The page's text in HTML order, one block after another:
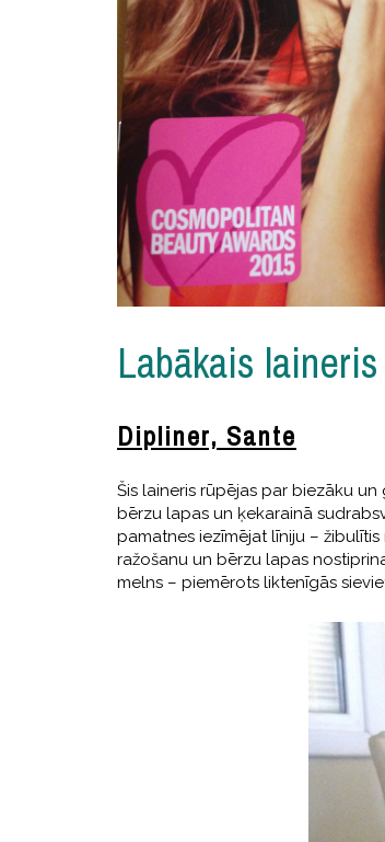
Labākais laineris
Dipliner, Sante
Šis laineris rūpējas par biezāku
bērzu lapas un ķekarainā
pamatnes iezīmējat līniju –
ražošanu un bērzu lapas
melns – piemērots liktenīgās